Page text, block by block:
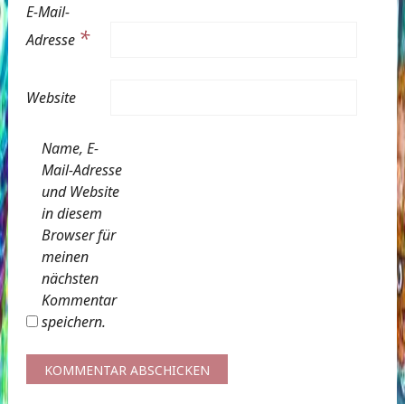
E-Mail-
Adresse *
Website
Name, E-
Mail-Adresse
und Website
in diesem
Browser für
meinen
nächsten
Kommentar
speichern.